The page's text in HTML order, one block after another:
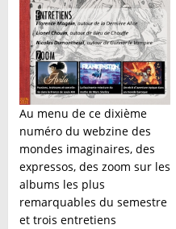
Au menu de ce dixième
numéro du webzine des
mondes imaginaires, des
expressos, des zoom sur les
albums les plus
remarquables du semestre
et trois entretiens